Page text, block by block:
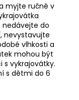
myjte ručně v
nedávejte do
nevystavujte
vlhkosti a
mohou být
s vykrajovátky.
s dětmi do 6